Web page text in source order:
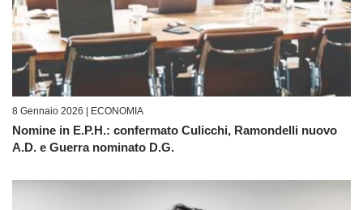
8 Gennaio 2026 | ECONOMIA
Nomine in E.P.H.: confermato Culicchi, Ramondelli nuovo
A.D. e Guerra nominato D.G.